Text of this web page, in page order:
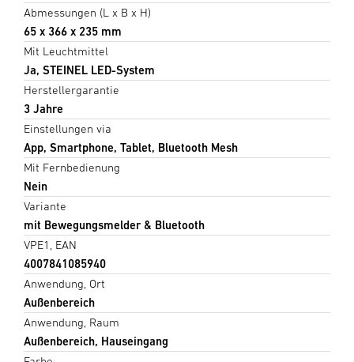
Abmessungen (L x B x H)
65 x 366 x 235 mm
Mit Leuchtmittel
Ja, STEINEL LED-System
Herstellergarantie
3 Jahre
Einstellungen via
App, Smartphone, Tablet, Bluetooth Mesh
Mit Fernbedienung
Nein
Variante
mit Bewegungsmelder & Bluetooth
VPE1, EAN
4007841085940
Anwendung, Ort
Außenbereich
Anwendung, Raum
Außenbereich, Hauseingang